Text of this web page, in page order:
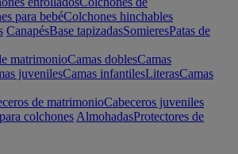
para bebéColchones hinchables
CanapésBase tapizadasSomieresPatas de
matrimonioCamas doblesCamas
juvenilesCamas infantilesLiterasCamas
de matrimonioCabeceros juveniles
colchones AlmohadasProtectores de